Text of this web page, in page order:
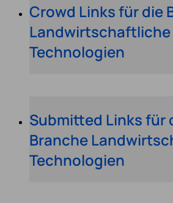
Crowd Links für die
Landwirtschaftliche
Technologien
Submitted Links für
Branche
Technologien